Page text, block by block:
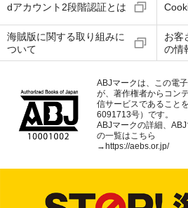
dアカウント2段階認証とは
海賊版に関する取り組みに
ついて
お客
の情
ABJマークは、この電
が、著作権者からコン
信サービスであること
6091713号）です。
ABJマークの詳細、
の一覧はこちら
→https://aebs.or.jp/